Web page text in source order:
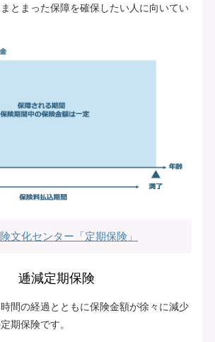
とまった保障を確保したい人に向いてい
文化センター「定期保険」
逓減定期保険
間の経過とともに保険金額が徐々に減少
期保険です。